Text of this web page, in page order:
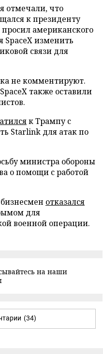
отмечали, что
к президенту
американского
SpaceX изменить
связи для
не комментируют.
также оставили
к Трампу с
Starlink для атак по
министра обороны
о помощи с работой
отказался
для
военной операции.
на наши
(34)